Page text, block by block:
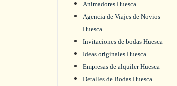
Animadores Huesca
Agencia de Viajes de Novios
Huesca
Invitaciones de bodas Huesca
Ideas originales Huesca
Empresas de alquiler Huesca
Detalles de Bodas Huesca